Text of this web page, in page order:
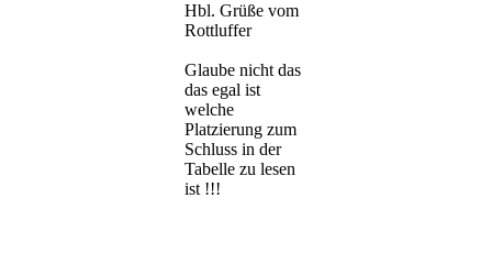
Hbl. Grüße vom
Rottluffer
Glaube nicht das
das egal ist
welche
Platzierung zum
Schluss in der
Tabelle zu lesen
ist !!!